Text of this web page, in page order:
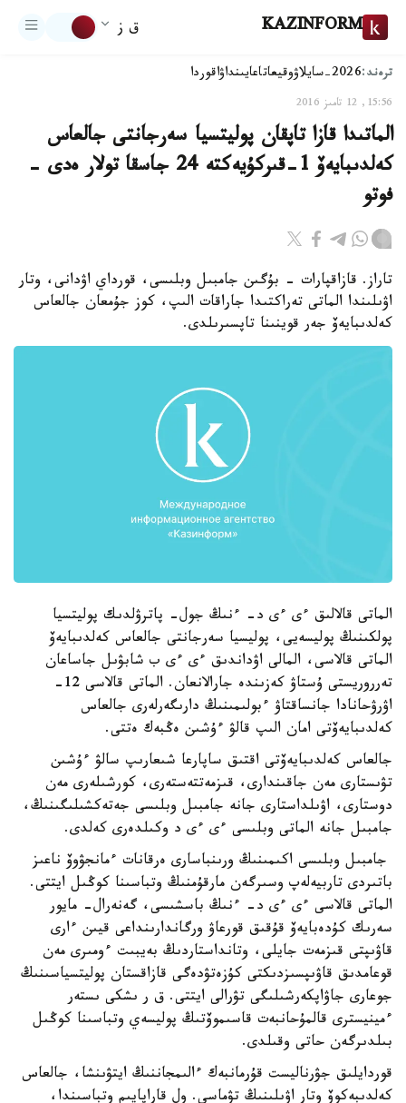
KAZINFORM ق ز
ترەند:2026-سايلاۋ وقيعاتاعايىنداۋاقوردا
15:56, 12 تامىز 2016
الماتىدا قازا تاپقان پوليتسيا سەرجانتى جالعاس
كەلدىبايەۆ 1-قىركۇيەكتە 24 جاسقا تولار ەدى -
فوتو
تاراز. قازاقپارات - بۇگىن جامبىل وبلىسى، قورداي اۋدانى، وتار
اۋىلىندا الماتى تەراكتىدا جاراقات الىپ، كوز جۇمعان جالعاس
كەلدىبايەۆ جەر قوينىنا تاپسىرىلدى.
الماتى قالالىق ءى ءى د- ءنىڭ جول- پاترۋلدىك پوليتسيا
پولكىنىڭ پوليسەيى، پوليسيا سەرجانتى جالعاس كەلدىبايەۆ
الماتى قالاسى، المالى اۋداندىق ءى ءى ب شابۋىل جاساعان
تەرروريستى ۇستاۋ كەزىندە جارالانعان. الماتى قالاسى 12-
اۋرۋحانادا جانساقتاۋ ءبولىمىنىڭ دارىگەرلەرى جالعاس
كەلدىبايەۆتى امان الىپ قالۋ ءۇشىن ەڭبەك ەتتى.
جالعاس كەلدىبايەۆتى اقتىق ساپارعا شىعارىپ سالۋ ءۇشىن
تۋىستارى مەن جاقىندارى، قىزمەتتەستەرى، كورشىلەرى مەن
دوستارى، اۋىلداستارى جانە جامبىل وبلىسى جەتەكشىلىگىنىڭ،
جامبىل جانە الماتى وبلىسى ءى ءى د وكىلدەرى كەلدى.
جامبىل وبلىسى اكىمىنىڭ ورىنباسارى ەرقانات ءمانجۋوۆ ناعىز
باتىردى تاربيەلەپ وسىرگەن مارقۇمنىڭ وتباسىنا كوڭىل ايتتى.
الماتى قالاسى ءى ءى د- ءنىڭ باسشىسى، گەنەرال- مايور
سەرىك كۇدەبايەۆ قۇقىق قورعاۋ ورگاندارىنداعى قيىن ءارى
قاۋىپتى قىزمەت جايلى، وتانداستاردىڭ بەيبىت ءومىرى مەن
قوعامدىق قاۋىپسىزدىكتى كۇزەتۋدەگى قازاقستان پوليتسياسىنىڭ
جوعارى جاۋاپكەرشىلىگى تۋرالى ايتتى. ق ر ىشكى ىستەر
ءمينيسترى قالمۇحانبەت قاسىموۆتىڭ پوليسەي وتباسىنا كوڭىل
بىلدىرگەن حاتى وقىلدى.
قوردايلىق جۋرناليست قۇرمانبەك ءالىمجاننىڭ ايتۋىنشا، جالعاس
كەلدىبەكوۆ وتار اۋىلىنىڭ تۋماسى. ول قاراپايىم وتباسىندا،